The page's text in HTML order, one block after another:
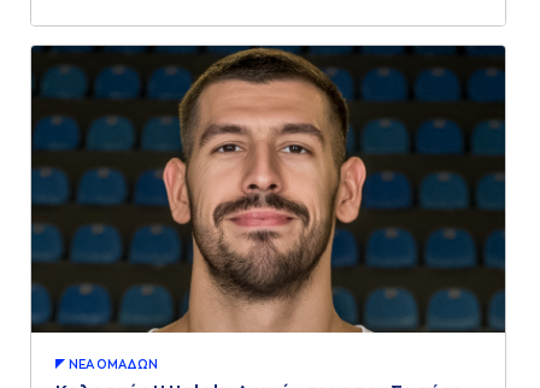
ΝΕA ΟΜAΔΩΝ